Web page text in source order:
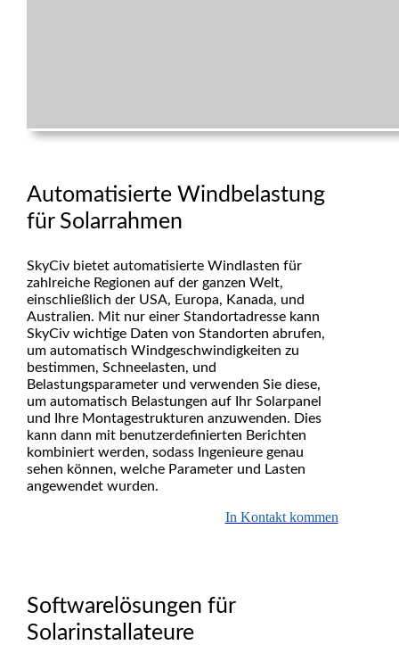
Automatisierte Windbelastung
für Solarrahmen
SkyCiv bietet automatisierte Windlasten für
zahlreiche Regionen auf der ganzen Welt,
einschließlich der USA, Europa, Kanada, und
Australien. Mit nur einer Standortadresse kann
SkyCiv wichtige Daten von Standorten abrufen,
um automatisch Windgeschwindigkeiten zu
bestimmen, Schneelasten, und
Belastungsparameter und verwenden Sie diese,
um automatisch Belastungen auf Ihr Solarpanel
und Ihre Montagestrukturen anzuwenden. Dies
kann dann mit benutzerdefinierten Berichten
kombiniert werden, sodass Ingenieure genau
sehen können, welche Parameter und Lasten
angewendet wurden.
In Kontakt kommen
Softwarelösungen für
Solarinstallateure